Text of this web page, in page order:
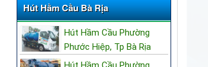
Hút Hầm Cầu Bà Rịa
Hút Hầm Cầu Phường
Phước Hiệp, Tp Bà Rịa